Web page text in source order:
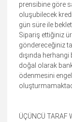
prensibine göre
oluşubilecek
gün süre ile
Sipariş ettiğiniz
göndereceğiniz
dışında
doğal olarak
ödenmesini
ÜÇÜNCÜ TARAF